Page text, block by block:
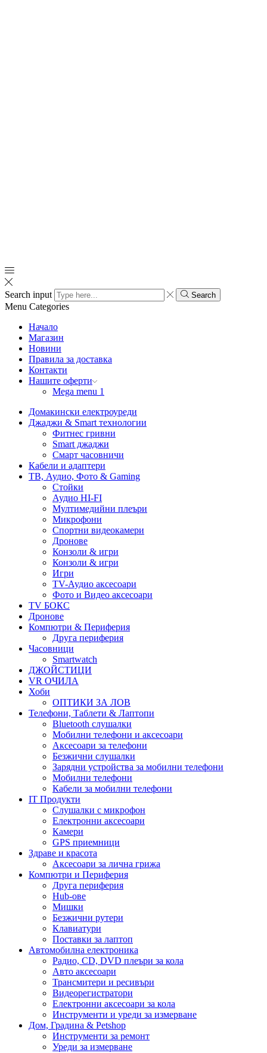
Search input Search
Menu Categories
Начало
Магазин
Новини
Правила за доставка
Контакти
Нашите оферти
Mega menu 1
Домакински електроуреди
Джаджи & Smart технологии
Фитнес гривни
Smart джаджи
Смарт часовничи
Кабели и адаптери
ТВ, Аудио, Фото & Gaming
Стойки
Аудио HI-FI
Мултимедийни плеъри
Микрофони
Спортни видеокамери
Дронове
Конзоли & игри
Конзоли & игри
Игри
TV-Аудио аксесоари
Фото и Видео аксесоари
TV БОКС
Дронове
Компютри & Периферия
Друга периферия
Часовници
Smartwatch
ДЖОЙСТИЦИ
VR ОЧИЛА
Хоби
ОПТИКИ ЗА ЛОВ
Телефони, Таблети & Лаптопи
Bluetooth слушалки
Мобилни телефони и аксесоари
Аксесоари за телефони
Безжични слушалки
Зарядни устройства за мобилни телефони
Мобилни телефони
Кабели за мобилни телефони
IT Продукти
Слушалки с микрофон
Електронни аксесоари
Камери
GPS приемници
Здраве и красота
Аксесоари за лична грижа
Компютри и Периферия
Друга периферия
Hub-ове
Мишки
Безжични рутери
Клавиатури
Поставки за лаптоп
Автомобилна електроника
Радио, CD, DVD плеъри за кола
Авто аксесоари
Трансмитери и ресивъри
Видеорегистратори
Електронни аксесоари за кола
Инструменти и уреди за измерване
Дом, Градина & Petshop
Инструменти за ремонт
Уреди за измерване